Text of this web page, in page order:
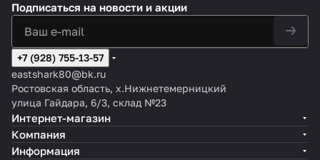
Подписаться на новости и акции
+7 (928) 755-13-57
eastshark80@bk.ru
Ростовская область, х.Нижнетемерницкий
улица Гайдара, 6/3, склад №23
Интернет-магазин
Компания
Информация